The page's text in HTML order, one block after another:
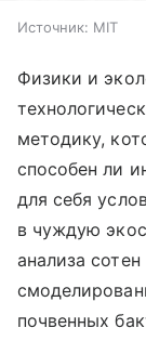
Источник: MIT
Физики и
методику,
способен ли
для себя
в чуждую
анализа
почвенных